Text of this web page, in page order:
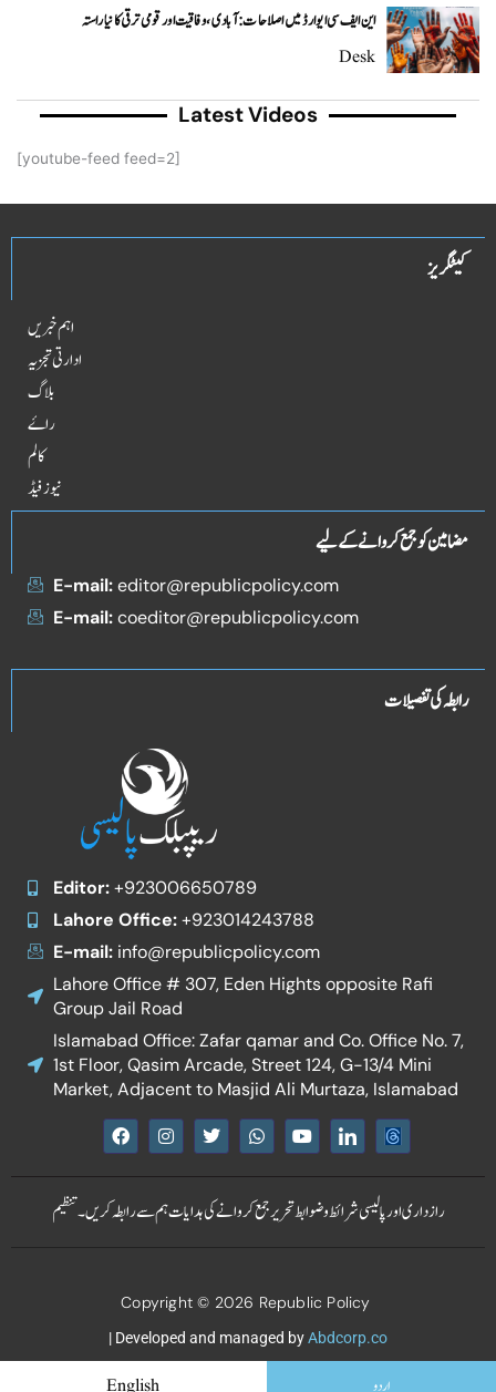
این ایف سی ایوارڈ میں اصلاحات: آبادی، وفاقیت اور قومی ترقی کا نیا راستہ
Desk
Latest Videos
[youtube-feed feed=2]
کیٹگریز
اہم خبریں
ادارتی تجزیہ
بلاگ
راۓ
کالم
نیوز فیڈ
مضامین کو جمع کروانے کے لیے
E-mail:editor@republicpolicy.com
E-mail:coeditor@republicpolicy.com
رابطہ کی تفصیلات
Editor:+923006650789
Lahore Office:+923014243788
E-mail:info@republicpolicy.com
Lahore Office # 307, Eden Hights opposite Rafi
Group Jail Road
Islamabad Office: Zafar qamar and Co. Office No. 7,
1st Floor, Qasim Arcade, Street 124, G-13/4 Mini
Market, Adjacent to Masjid Ali Murtaza, Islamabad
F
a
e
o
I
n
t
g
T
w
t
t
e
W
h
t
s
a
Y
o
t
b
I
c
n
-
l
d
n
تنظیمہم سے رابطہ کریں۔تحریر جمع کروانے کی ہدایاتشرائط و ضوابطرازداری اور پالیسی
Copyright © 2026 Republic Policy
| Developed and managed byAbdcorp.co
English اردو